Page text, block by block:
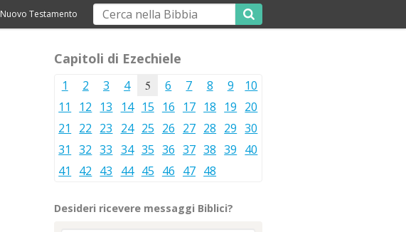
Nuovo Testamento
Capitoli di Ezechiele
1 2 3 4 5 6 7 8 9
10
11
12 13 14 15 16 17 18 19 20
21
22 23 24 25 26 27 28 29 30
31
32 33 34 35 36 37 38 39 40
41
42 43 44 45 46 47 48
Desideri ricevere messaggi Biblici?